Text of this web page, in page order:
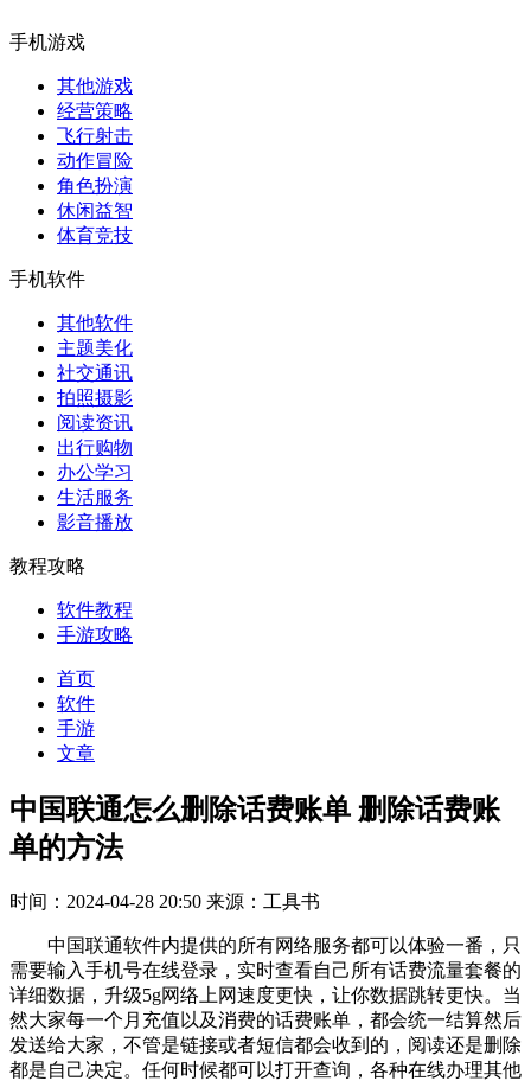
手机游戏
其他游戏
经营策略
飞行射击
动作冒险
角色扮演
休闲益智
体育竞技
手机软件
其他软件
主题美化
社交通讯
拍照摄影
阅读资讯
出行购物
办公学习
生活服务
影音播放
教程攻略
软件教程
手游攻略
首页
软件
手游
文章
中国联通怎么删除话费账单 删除话费账
单的方法
时间：2024-04-28 20:50 来源：工具书
中国联通软件内提供的所有网络服务都可以体验一番，只
需要输入手机号在线登录，实时查看自己所有话费流量套餐的
详细数据，升级5g网络上网速度更快，让你数据跳转更快。当
然大家每一个月充值以及消费的话费账单，都会统一结算然后
发送给大家，不管是链接或者短信都会收到的，阅读还是删除
都是自己决定。任何时候都可以打开查询，各种在线办理其他